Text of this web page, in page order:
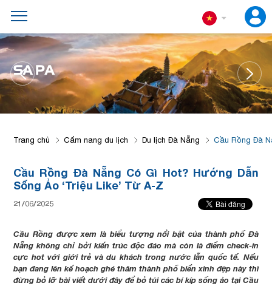
SA PA
Trang chủ Cẩm nang du lịch Du lịch Đà Nẵng Cầu Rồng Đà
Cầu Rồng Đà Nẵng Có Gì Hot? Hướng Dẫn
Sống Ảo ‘Triệu Like’ Từ A-Z
21/06/2025
Cầu Rồng được xem là biểu tượng nổi bật của thành phố Đà
Nẵng không chỉ bởi kiến trúc độc đáo mà còn là điểm check-in
cực hot với giới trẻ và du khách trong nước lẫn quốc tế. Nếu
bạn đang lên kế hoạch ghé thăm thành phố biển xinh đẹp này thì
đừng bỏ lỡ bài viết dưới đây để bỏ túi các bí kíp sống ảo tại Cầu